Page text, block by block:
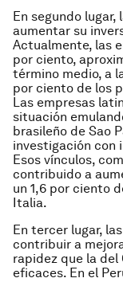
En segundo
aumentar su
Actualmente, las
por ciento,
término medio, a
por ciento de los
Las empresas
situación
brasileño de Sao
investigación con
Esos vínculos,
contribuido a
un 1,6 por ciento
Italia.
En tercer lugar,
contribuir a
rapidez que la
eficaces. En el